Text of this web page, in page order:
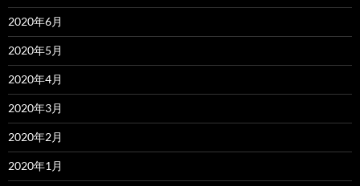
2020年6月
2020年5月
2020年4月
2020年3月
2020年2月
2020年1月